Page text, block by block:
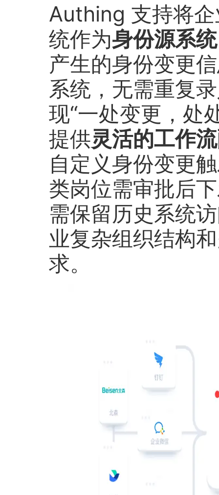
Authing 支持将
统作为身份源系统
产生的身份变更
系统，无需重复
现“一处变更，处
提供灵活的工作
自定义身份变更
类岗位需审批后
需保留历史系统
业复杂组织结构
求。